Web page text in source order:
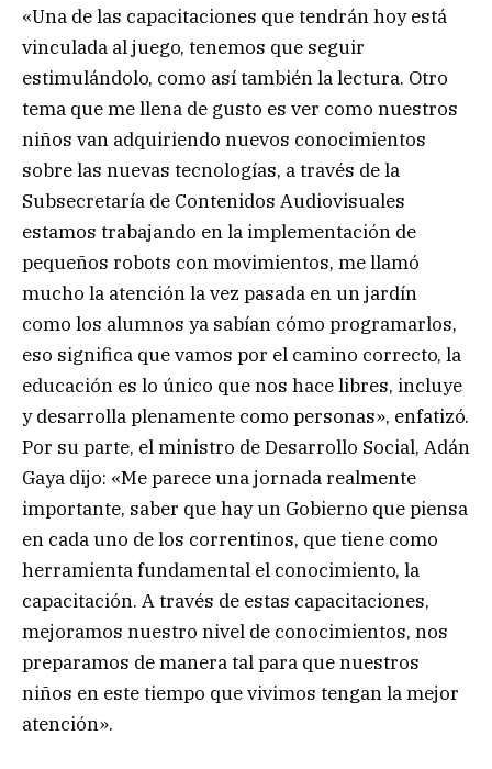
«Una de las capacitaciones que tendrán hoy está
vinculada al juego, tenemos que seguir
estimulándolo, como así también la lectura. Otro
tema que me llena de gusto es ver como nuestros
niños van adquiriendo nuevos conocimientos
sobre las nuevas tecnologías, a través de la
Subsecretaría de Contenidos Audiovisuales
estamos trabajando en la implementación de
pequeños robots con movimientos, me llamó
mucho la atención la vez pasada en un jardín
como los alumnos ya sabían cómo programarlos,
eso significa que vamos por el camino correcto, la
educación es lo único que nos hace libres, incluye
y desarrolla plenamente como personas», enfatizó.
Por su parte, el ministro de Desarrollo Social, Adán
Gaya dijo: «Me parece una jornada realmente
importante, saber que hay un Gobierno que piensa
en cada uno de los correntinos, que tiene como
herramienta fundamental el conocimiento, la
capacitación. A través de estas capacitaciones,
mejoramos nuestro nivel de conocimientos, nos
preparamos de manera tal para que nuestros
niños en este tiempo que vivimos tengan la mejor
atención».